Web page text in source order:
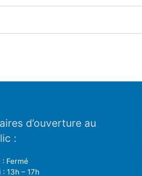
d’ouverture au
:
: Fermé
: 13h – 17h